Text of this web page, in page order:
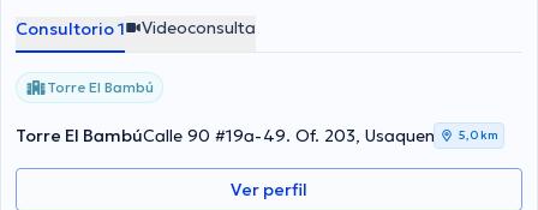
de $180000. Algunos de los servicios médicos ofrecidos en el
consultorio son: Apendicitis, Cirugía digestiva, Hernias, Cirugía de
vesícula biliar.
Consultorio 1 Videoconsulta
Torre El Bambú
Torre El BambúCalle 90 #19a-49. Of. 203, Usaquen 5,0 km
Ver perfil